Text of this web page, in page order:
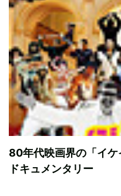
80年代映画界の「イ
ドキュメンタリー